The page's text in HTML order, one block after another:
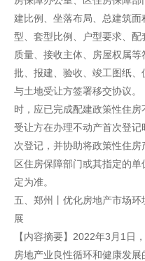
建比例、坐落布局、总建筑
型、套型比例、户型要求、
质量、接收主体、房屋权属
批、报建、验收、竣工图纸、
与土地受让方签署移交协议
时，应已完成配建政策性住
受让方在办理不动产首次登
次登记，并协助将政策性住房
区住房保障部门或其指定的
定为准。
五、郑州丨优化房地产市场
展
【内容摘要】2022年3月1日
房地产业良性循环和健康发展